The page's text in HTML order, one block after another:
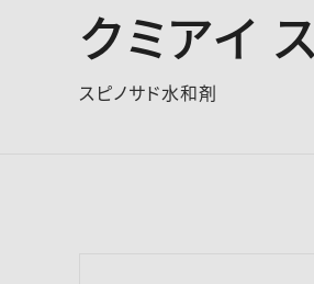
クミアイ
スピノサド水和剤